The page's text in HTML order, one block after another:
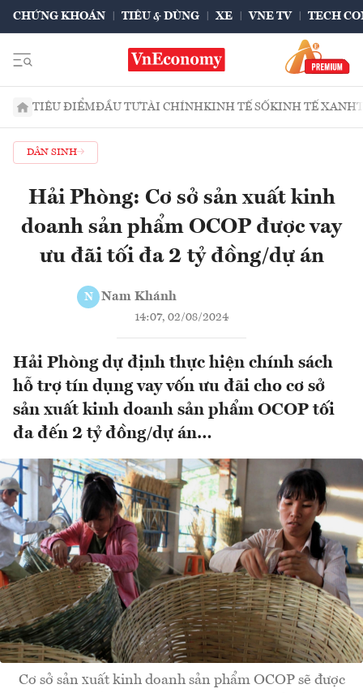
CHỨNG KHOÁN TIÊU & DÙNG XE VNE TV TECH
TIÊU ĐIỂMĐẦU TƯTÀI CHÍNHKINH TẾ SỐKINH TẾ XANH
DÂN SINH
Hải Phòng: Cơ sở sản xuất kinh
doanh sản phẩm OCOP được vay
ưu đãi tối đa 2 tỷ đồng/dự án
N Nam Khánh
14:07, 02/08/2024
Hải Phòng dự định thực hiện chính sách
hỗ trợ tín dụng vay vốn ưu đãi cho cơ sở
sản xuất kinh doanh sản phẩm OCOP tối
đa đến 2 tỷ đồng/dự án…
Cơ sở sản xuất kinh doanh sản phẩm OCOP sẽ được